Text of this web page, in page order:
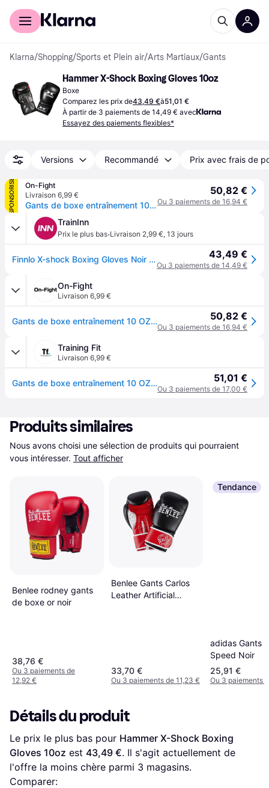
Acheter avec Klarna
Klarna/Shopping/Sports et Plein air/Arts Martiaux/Gants
Hammer X-Shock Boxing Gloves 10oz
Boxe
Comparez les prix de43,49 €à51,01 €
À partir de 3 paiements de 14,49 € avec
Essayez des paiements flexibles*
Versions Recommandé Prix avec frais de
SPONSORISÉ
On-Fight
Livraison 6,99 €
Gants de boxe entraînement 10 OZ Hammer X-Shock, PU - Noir
50,82 €
Ou 3 paiements de 16,94 €
TrainInn
Prix le plus bas·Livraison 2,99 €, 13 jours
Finnlo X-shock Boxing Gloves Noir 10 oz 43,49 €
Ou 3 paiements de 14,49 €
On-Fight
Livraison 6,99 €
Gants de boxe entraînement 10 OZ Hammer X-Shock, PU - Noir 50,82 €
Ou 3 paiements de 16,94 €
Training Fit
Livraison 6,99 €
Gants de boxe entraînement 10 OZ Hammer X-Shock, PU - Noir 51,01 €
Ou 3 paiements de 17,00 €
Produits similaires
Nous avons choisi une sélection de produits qui pourraient
vous intéresser. Tout afficher
Benlee rodney gants
de boxe or noir
38,76 €
Ou 3 paiements de
12,92 €
Benlee Gants Carlos
Leather Artificial
33,70 €
Ou 3 paiements de 11,23 €
Tendance
adidas Gants
Speed Noir
25,91 €
Ou 3 paiements
Détails du produit
Le prix le plus bas pour Hammer X-Shock Boxing
Gloves 10oz est 43,49 €. Il s'agit actuellement de
l'offre la moins chère parmi 3 magasins.
Comparer: